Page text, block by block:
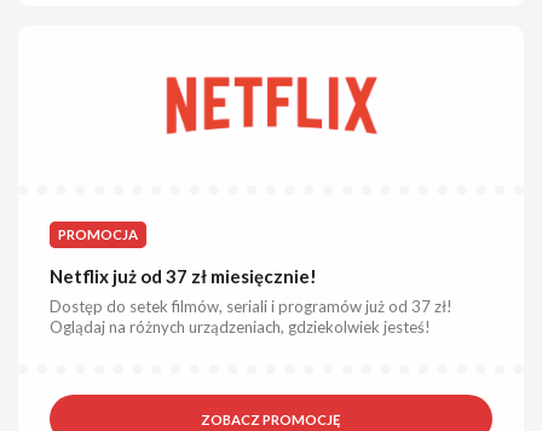
PROMOCJA
Netflix już od 37 zł miesięcznie!
Dostęp do setek filmów, seriali i programów już od 37 zł!
Oglądaj na różnych urządzeniach, gdziekolwiek jesteś!
ZOBACZ PROMOCJĘ